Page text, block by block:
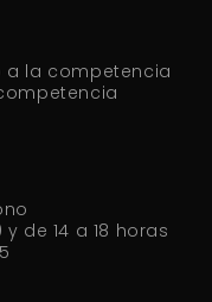
a la competencia
de 14 a 18 horas